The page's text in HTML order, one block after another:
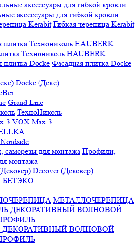
аксессуары для гибкой кровли
Гибкая черепица Kerabit
Технониколь HAUBERK
Фасадная плитка Docke
Docke (Деке)
Grand Line
ТехноНиколь
VOX Max-3
Nordside
Профили,
монтажа
Decover (Дековер)
БЕТЭКО
МЕТАЛЛОЧЕРЕПИЦА
ДЕКОРАТИВНЫЙ ВОЛНОВОЙ